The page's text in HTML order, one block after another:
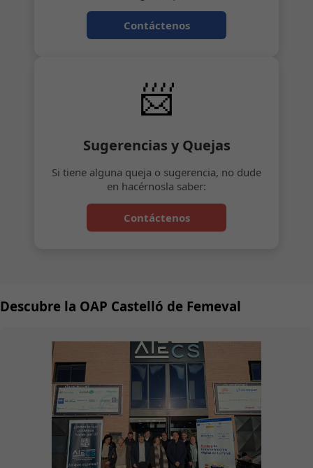
Contáctenos
📨
Sugerencias y Quejas
Si tiene alguna queja o sugerencia, no dude
en hacérnosla saber:
Contáctenos
Descubre la OAP Castelló de Femeval